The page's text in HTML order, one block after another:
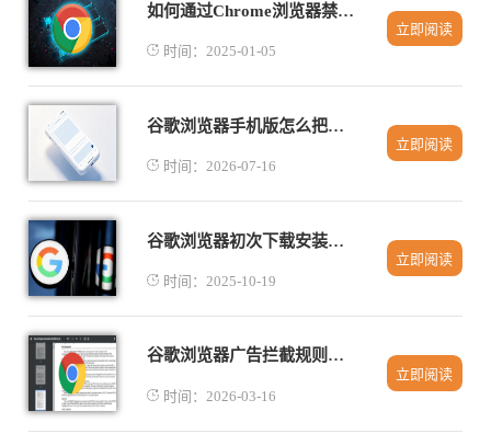
如何通过Chrome浏览器禁用网页中的自动滚动
时间：2025-01-05
立即阅读
谷歌浏览器手机版怎么把网页保存为PDF文件格式
时间：2026-07-16
立即阅读
谷歌浏览器初次下载安装操作全流程
时间：2025-10-19
立即阅读
谷歌浏览器广告拦截规则自定义操作实践
时间：2026-03-16
立即阅读